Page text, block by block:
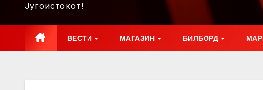
Југоистокот!
ВЕСТИ МАГАЗИН БИЛБОРД